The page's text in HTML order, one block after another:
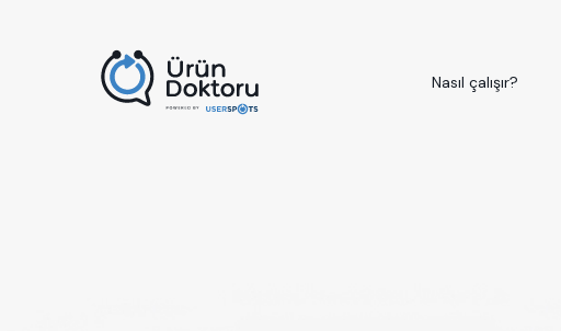
Nasıl çalışır?